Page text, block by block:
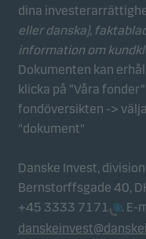
dina
eller danska),
information om
Dokumenten kan
klicka på “Våra
fondöversikten ->
"dokument"
Danske Invest,
Bernstorffsgade 40,
+45 3333 7171
. E-